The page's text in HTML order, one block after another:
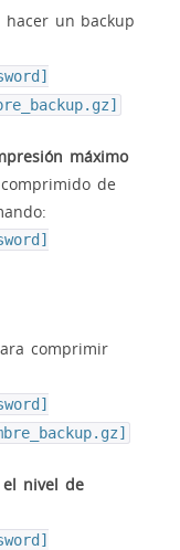
hacer un backup
máximo
de
comprimir
el nivel de